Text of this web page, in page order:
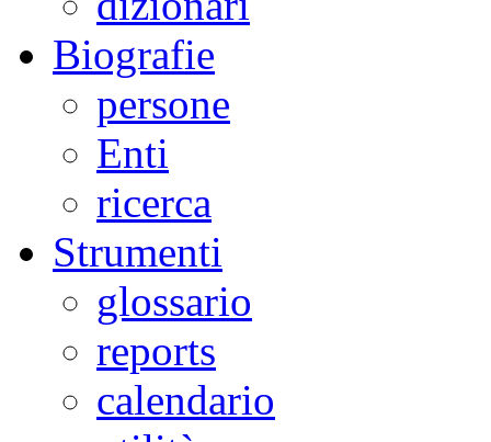
Biografie
persone
Enti
ricerca
Strumenti
glossario
reports
calendario